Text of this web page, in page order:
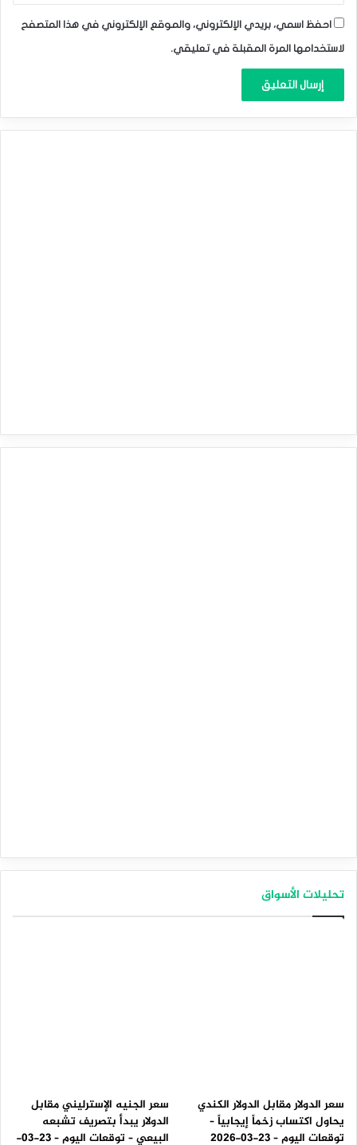
احفظ اسمي، بريدي الإلكتروني، والموقع الإلكتروني في هذا المتصفح
لاستخدامها المرة المقبلة في تعليقي.
تحليلات الأسواق
سعر الدولار مقابل الدولار الكندي
يحاول اكتساب زخماً إيجابياً –
توقعات اليوم – 23-03-2026
سعر الجنيه الإسترليني مقابل
الدولار يبدأ بتصريف تشبعه
البيعي – توقعات اليوم – 23-03-